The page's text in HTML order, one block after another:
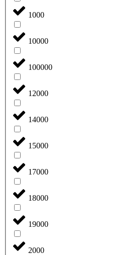
1000
10000
100000
12000
14000
15000
17000
18000
19000
2000